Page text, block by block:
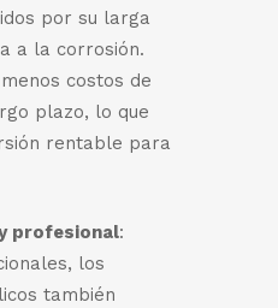
por su larga
a la corrosión.
costos de
plazo, lo que
rentable para
profesional:
los
también